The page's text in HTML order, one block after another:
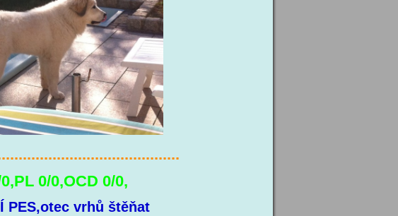
0/0,OCD 0/0,
PES,otec vrhů štěňat